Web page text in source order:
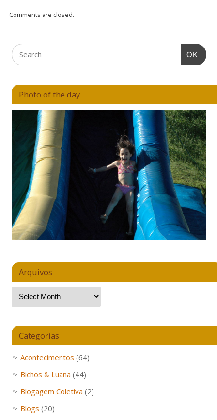
Comments are closed.
OK
Photo of the day
Arquivos
Categorias
Acontecimentos (64)
Bichos & Luana (44)
Blogagem Coletiva (2)
Blogs (20)